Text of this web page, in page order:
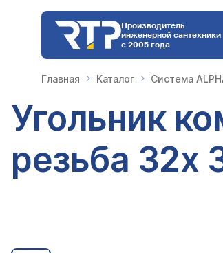
Производитель
инженерной сантехники
с 2005 года
Главная Каталог Система
Угольник
резьба